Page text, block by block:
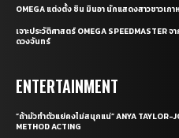
OMEGA แต่งตั้ง ชิน มินอา นักแสดงสาวชาวเ
เจาะประวัติศาสตร์ OMEGA
ดวงจันทร์
ENTERTAINMENT
“ถ้ามัวทำตัวแย่คงไม่สนุกแน่” ANYA
METHOD ACTING